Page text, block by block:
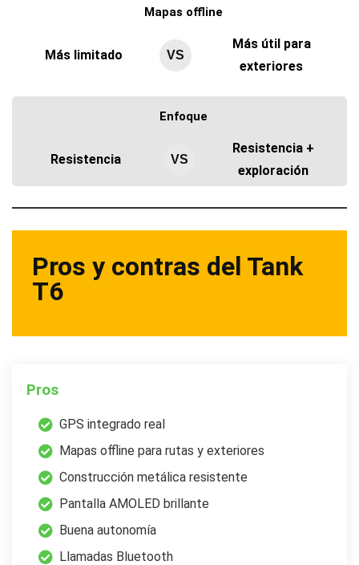
Mapas offline
Más limitado VS
Más útil para
exteriores
Enfoque
Resistencia VS
Resistencia +
exploración
Pros y contras del Tank
T6
Pros
GPS integrado real
Mapas offline para rutas y exteriores
Construcción metálica resistente
Pantalla AMOLED brillante
Buena autonomía
Llamadas Bluetooth